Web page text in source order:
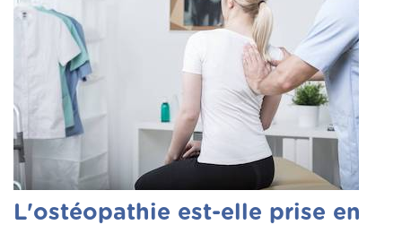
L'ostéopathie est-elle prise en